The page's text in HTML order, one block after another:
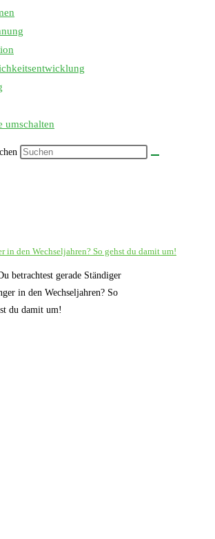
umschalten
in den Wechseljahren? So gehst du damit um!